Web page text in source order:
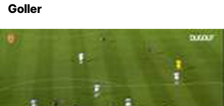
Goller